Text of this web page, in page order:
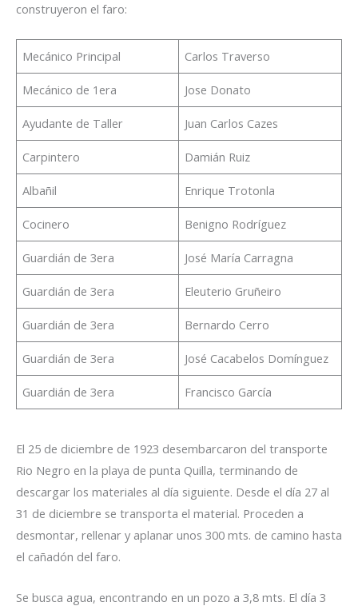
construyeron el faro:
Mecánico Principal Carlos Traverso
Mecánico de 1era Jose Donato
Ayudante de Taller Juan Carlos Cazes
Carpintero Damián Ruiz
Albañil Enrique Trotonla
Cocinero Benigno Rodríguez
Guardián de 3era José María Carragna
Guardián de 3era Eleuterio Gruñeiro
Guardián de 3era Bernardo Cerro
Guardián de 3era José Cacabelos Domínguez
Guardián de 3era Francisco García
El 25 de diciembre de 1923 desembarcaron del transporte
Rio Negro en la playa de punta Quilla, terminando de
descargar los materiales al día siguiente. Desde el día 27 al
31 de diciembre se transporta el material. Proceden a
desmontar, rellenar y aplanar unos 300 mts. de camino hasta
el cañadón del faro.
Se busca agua, encontrando en un pozo a 3,8 mts. El día 3